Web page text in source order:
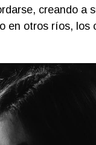
creando a
en otros ríos, los